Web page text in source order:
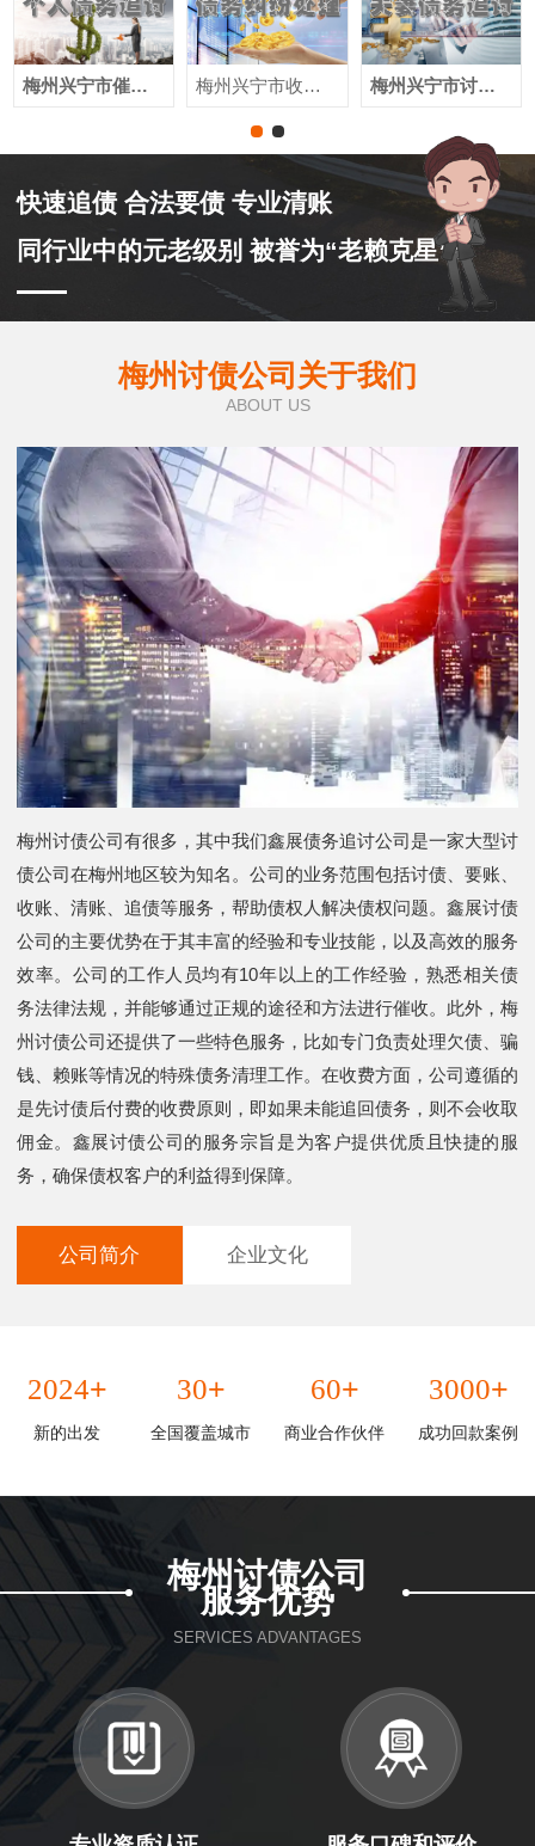
梅州兴宁市催收公司 梅州兴宁市收账公司 梅州兴宁市讨账公司
快速追债 合法要债 专业清账
同行业中的元老级别 被誉为“老赖克星”
梅州讨债公司关于我们
ABOUT US
梅州讨债公司有很多，其中我们鑫展债务追讨公司是一家大型讨
债公司在梅州地区较为知名。公司的业务范围包括讨债、要账、
收账、清账、追债等服务，帮助债权人解决债权问题。鑫展讨债
公司的主要优势在于其丰富的经验和专业技能，以及高效的服务
效率。公司的工作人员均有10年以上的工作经验，熟悉相关债
务法律法规，并能够通过正规的途径和方法进行催收。此外，梅
州讨债公司还提供了一些特色服务，比如专门负责处理欠债、骗
钱、赖账等情况的特殊债务清理工作。在收费方面，公司遵循的
是先讨债后付费的收费原则，即如果未能追回债务，则不会收取
佣金。鑫展讨债公司的服务宗旨是为客户提供优质且快捷的服
务，确保债权客户的利益得到保障。
公司简介 企业文化
2024+
新的出发
30+
全国覆盖城市
60+
商业合作伙伴
3000+
成功回款案例
梅州讨债公司
服务优势
SERVICES ADVANTAGES